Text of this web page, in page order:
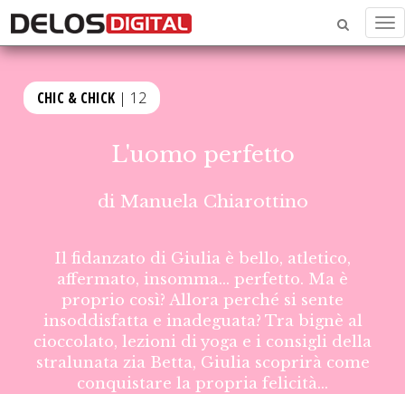
CHIC & CHICK | 12
L'uomo perfetto
di Manuela Chiarottino
Il fidanzato di Giulia è bello, atletico,
affermato, insomma... perfetto. Ma è
proprio così? Allora perché si sente
insoddisfatta e inadeguata? Tra bignè al
cioccolato, lezioni di yoga e i consigli della
stralunata zia Betta, Giulia scoprirà come
conquistare la propria felicità...